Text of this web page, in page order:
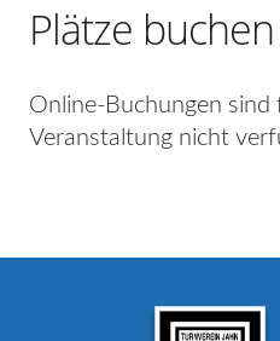
Plätze buchen
Online-Buchungen sind
Veranstaltung nicht